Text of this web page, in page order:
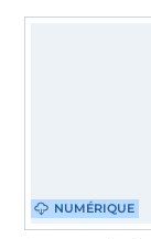
NUMÉRIQUE